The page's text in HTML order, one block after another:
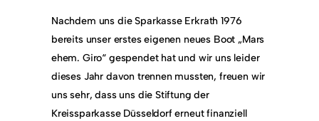
Nachdem uns die Sparkasse Erkrath 1976
bereits unser erstes eigenen neues Boot „Mars
ehem. Giro“ gespendet hat und wir uns leider
dieses Jahr davon trennen mussten, freuen wir
uns sehr, dass uns die Stiftung der
Kreissparkasse Düsseldorf erneut finanziell